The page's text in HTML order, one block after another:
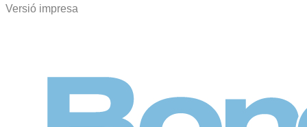
Versió impresa